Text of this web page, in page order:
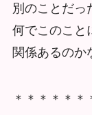
別のことだっ
何でこのこと
関係あるのか
＊＊＊＊＊＊